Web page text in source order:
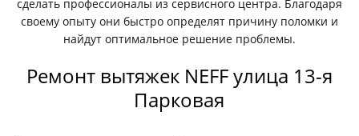
сделать профессионалы из сервисного центра. Благодаря
своему опыту они быстро определят причину поломки и
найдут оптимальное решение проблемы.
Ремонт вытяжек NEFF улица 13-я
Парковая